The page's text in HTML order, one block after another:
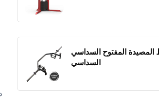
المفتوح السداسي
السداسي